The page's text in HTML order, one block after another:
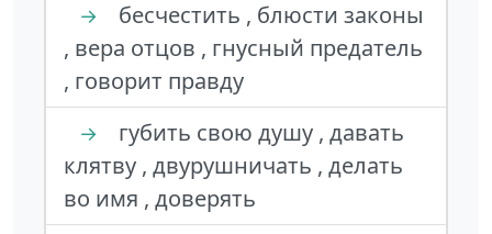
→
бесчестить , блюсти законы
, вера отцов , гнусный предатель
, говорит правду
→
губить свою душу , давать
клятву , двурушничать , делать
во имя , доверять